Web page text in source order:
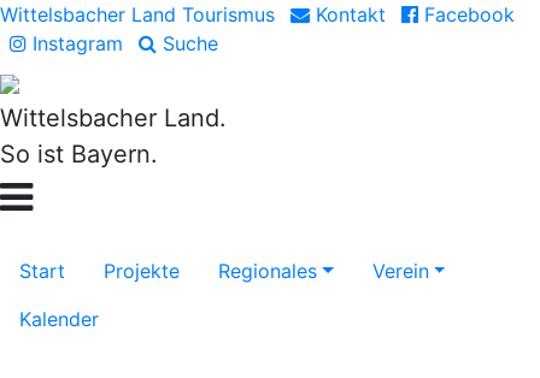
Wittelsbacher Land Tourismus Kontakt
Facebook
Instagram
Suche
Wittelsbacher Land.
So ist Bayern.
Start Projekte Regionales
Verein
Kalender